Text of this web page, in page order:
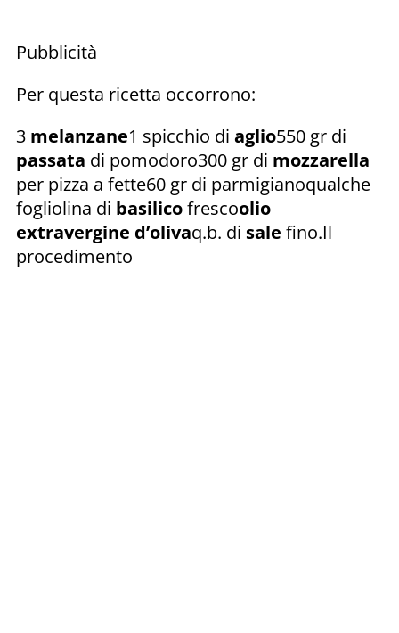
Pubblicità
Per questa ricetta occorrono:
3 melanzane1 spicchio di aglio550 gr di
passata di pomodoro300 gr di mozzarella
per pizza a fette60 gr di parmigianoqualche
fogliolina di basilicofrescoolio
extravergine d’olivaq.b. di sale fino.Il
procedimento